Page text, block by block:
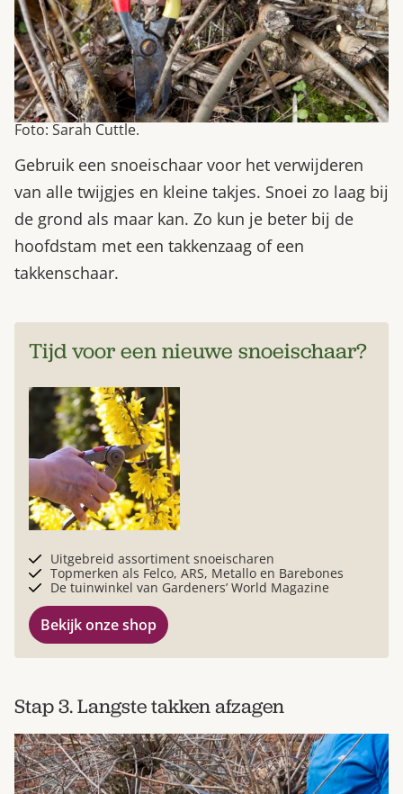
Foto: Sarah Cuttle.
Gebruik een snoeischaar voor het verwijderen
van alle twijgjes en kleine takjes. Snoei zo laag bij
de grond als maar kan. Zo kun je beter bij de
hoofdstam met een takkenzaag of een
takkenschaar.
Tijd voor een nieuwe snoeischaar?
Uitgebreid assortiment snoeischaren
Topmerken als Felco, ARS, Metallo en Barebones
De tuinwinkel van Gardeners’ World Magazine
Bekijk onze shop
Stap 3. Langste takken afzagen